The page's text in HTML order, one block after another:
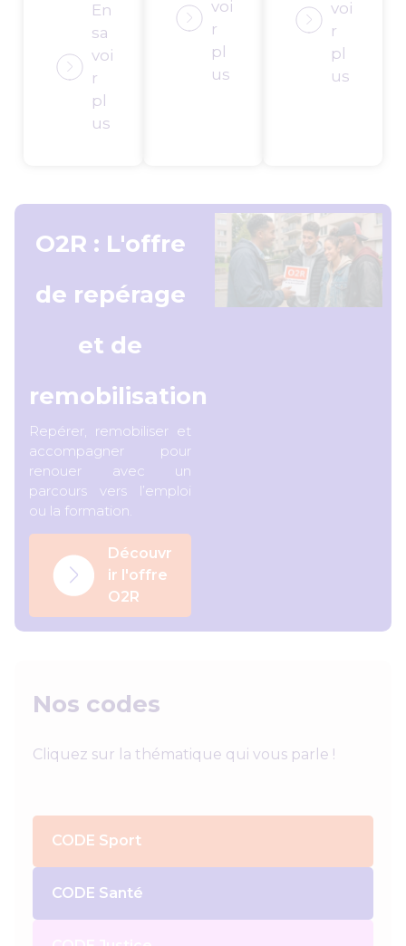
En
sa
voi
r
pl
us
voi
r
pl
us
voi
r
pl
us
O2R : L'offre
de repérage
et de
remobilisation
Repérer, remobiliser et
accompagner pour
renouer avec un
parcours vers l’emploi
ou la formation.
Découvr
ir l'offre
O2R
Nos codes
Cliquez sur la thématique qui vous parle !
CODE Sport
CODE Santé